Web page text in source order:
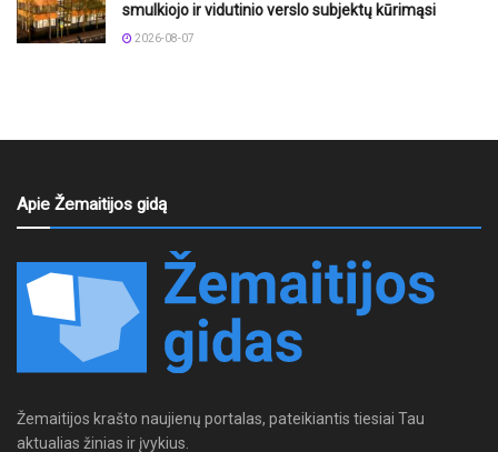
smulkiojo ir vidutinio verslo subjektų kūrimąsi
2026-08-07
Apie Žemaitijos gidą
Žemaitijos krašto naujienų portalas, pateikiantis tiesiai Tau
aktualias žinias ir įvykius.